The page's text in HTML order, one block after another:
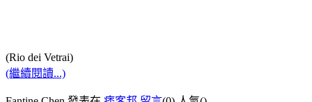
(Rio dei Vetrai)
(繼續閱讀...)